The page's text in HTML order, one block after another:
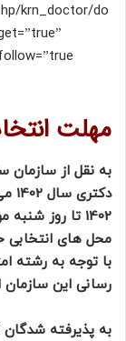
krn_doctor/do
مهلت
به نقل از
با توجه به رشته
رسانی این سازمان
به پذیرفته